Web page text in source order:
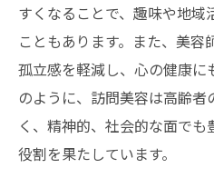
すくなることで、趣味や地域
こともあります。また、美
孤立感を軽減し、心の健康に
のように、訪問美容は高齢
く、精神的、社会的な面で
役割を果たしています。